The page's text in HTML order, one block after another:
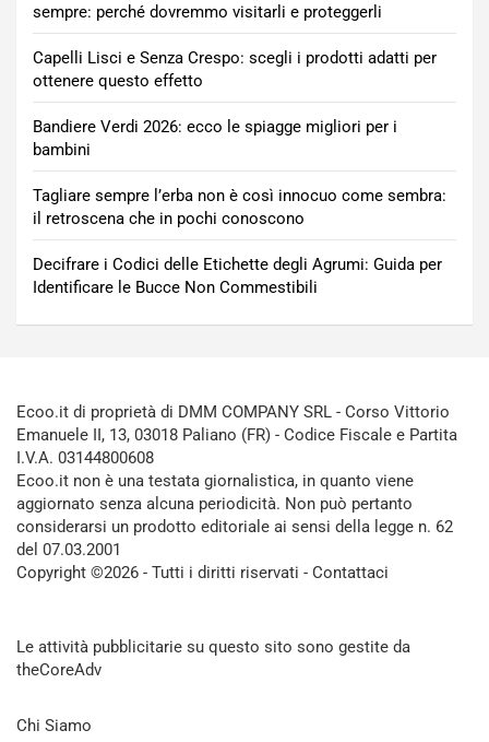
sempre: perché dovremmo visitarli e proteggerli
Capelli Lisci e Senza Crespo: scegli i prodotti adatti per
ottenere questo effetto
Bandiere Verdi 2026: ecco le spiagge migliori per i
bambini
Tagliare sempre l’erba non è così innocuo come sembra:
il retroscena che in pochi conoscono
Decifrare i Codici delle Etichette degli Agrumi: Guida per
Identificare le Bucce Non Commestibili
Ecoo.it di proprietà di DMM COMPANY SRL - Corso Vittorio
Emanuele II, 13, 03018 Paliano (FR) - Codice Fiscale e Partita
I.V.A. 03144800608
Ecoo.it non è una testata giornalistica, in quanto viene
aggiornato senza alcuna periodicità. Non può pertanto
considerarsi un prodotto editoriale ai sensi della legge n. 62
del 07.03.2001
Copyright ©2026 - Tutti i diritti riservati - Contattaci
Le attività pubblicitarie su questo sito sono gestite da
theCoreAdv
Chi Siamo